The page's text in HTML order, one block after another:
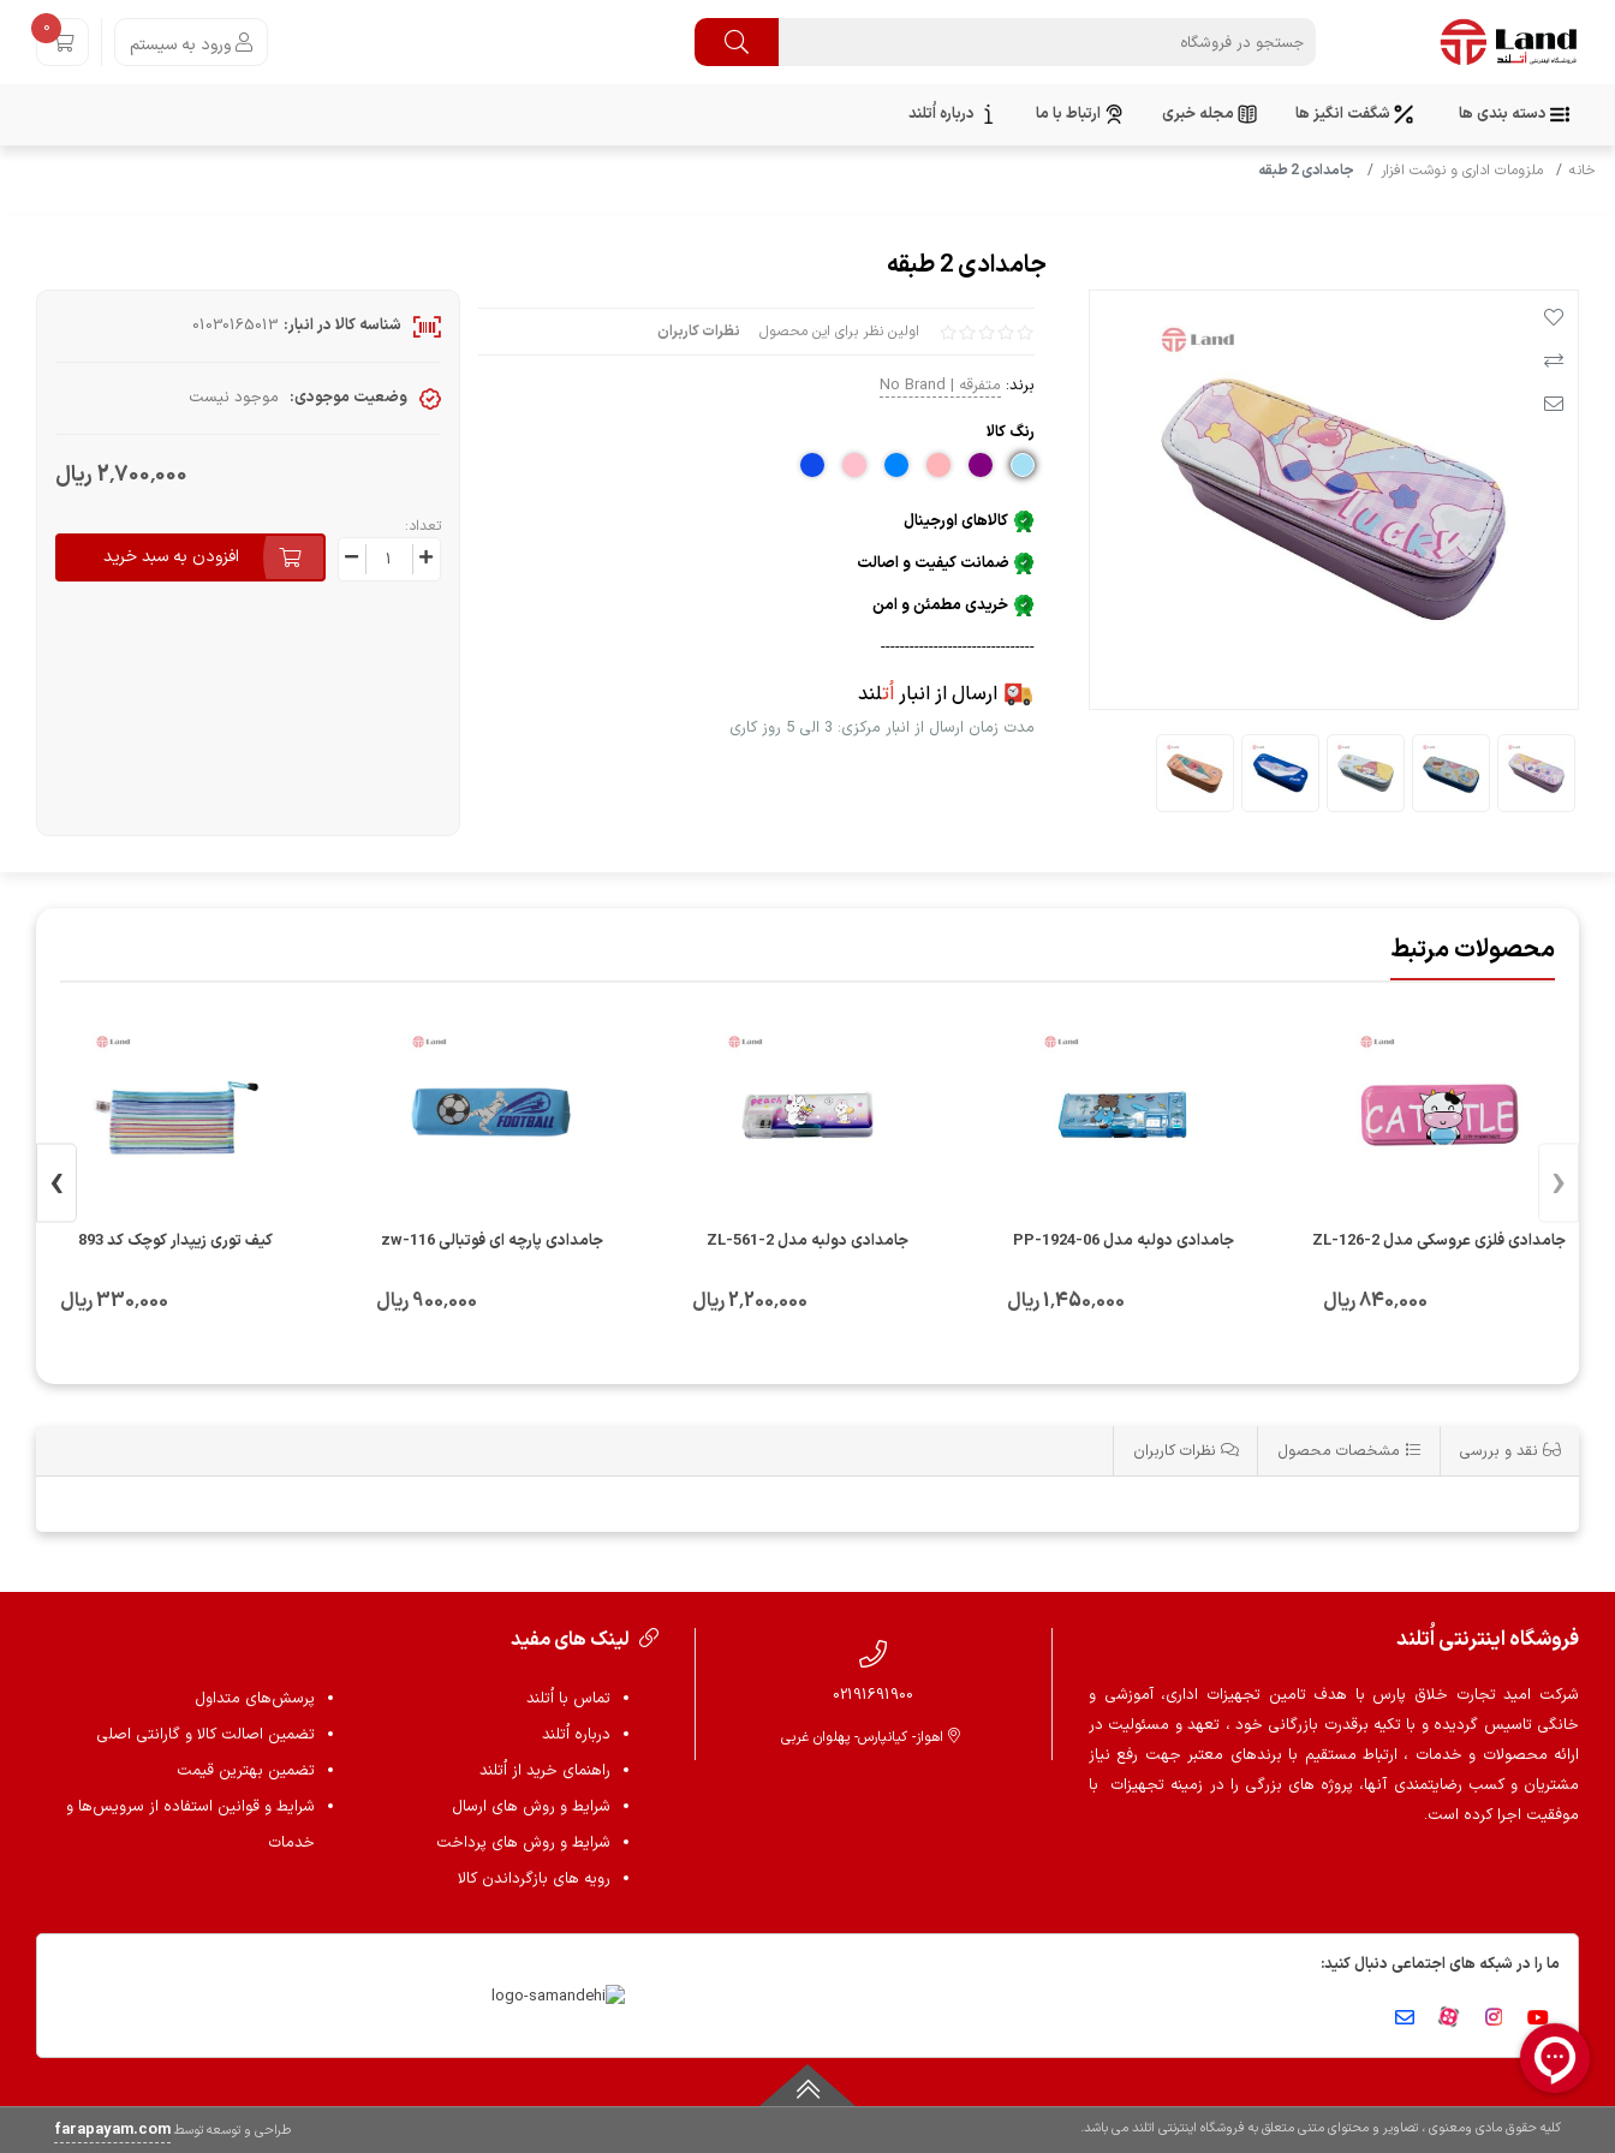
ورود به سیستم
0
دسته بندی ها شگفت انگیز ها مجله خبری ارتباط با ما درباره اُتلند
خانه ملزومات اداری و نوشت افزار جامدادی 2 طبقه
جامدادی 2 طبقه
اولین نظر برای این محصول نظرات کاربران
برند: متفرقه | No Brand
رنگ كالا
کالاهای اورجینال
ضمانت کیفیت و اصالت
خریدی مطمئن و امن
--------------------------------
ارسال از انباراُتلند
مدت زمان ارسال از انبار مرکزی: 3 الی 5 روز کاری
شناسه کالا در انبار: 01030165013
وضعیت موجودی: موجود نیست
2٬700٬000 ریال
تعداد:
افزودن به سبد خرید
محصولات مرتبط
جامدادی فلزی عروسکی مدل ZL-126-2
840٬000 ریال
جامدادی دولبه مدل PP-1924-06
1٬450٬000 ریال
جامدادی دولبه مدل ZL-561-2
2٬200٬000 ریال
جامدادی پارچه ای فوتبالی zw-116
900٬000 ریال
کیف توری زیپدار کوچک کد 893
330٬000 ریال
‹
›
نقد و بررسی مشخصات محصول نظرات کاربران
فروشگاه اینترنتی اُتلند
شرکت امید تجارت خلاق پارس با هدف تامین تجهیزات اداری، آموزشی و
خانگی تاسیس گردیده و با تکیه برقدرت بازرگانی خود ، تعهد و مسئولیت در
ارائه محصولات و خدمات ، ارتباط مستقیم با برندهای معتبر جهت رفع نیاز
مشتریان و کسب رضایتمندی آنها، پروژه های بزرگی را در زمینه تجهیزات با
موفقیت اجرا کرده است.
02191691900
اهواز- کیانپارس- پهلوان غربی
لینک های مفید
تماس با اُتلند
درباره اُتلند
راهنمای خرید از اُتلند
شرایط و روش های ارسال
شرایط و روش های پرداخت
رویه های بازگرداندن کالا
پرسش‌های متداول
تضمین اصالت کالا و گارانتی اصلی
تضمین بهترین قیمت
شرایط و قوانین استفاده از سرویس‌ها و
خدمات
ما را در شبکه های اجتماعی دنبال کنید:
کلیه حقوق مادی ومعنوی ، تصاویر و محتوای متنی متعلق به فروشگاه اینترنتی اتلند می باشد. طراحی و توسعه توسطfarapayam.com